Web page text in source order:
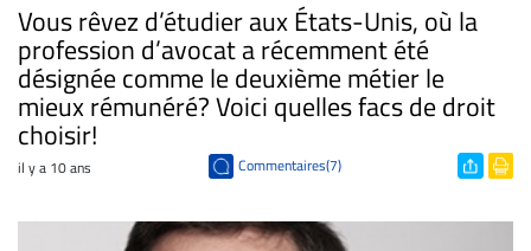
Vous rêvez d’étudier aux États-Unis, où la
profession d’avocat a récemment été
désignée comme le deuxième métier le
mieux rémunéré? Voici quelles facs de droit
choisir!
il y a 10 ans Commentaires(7)